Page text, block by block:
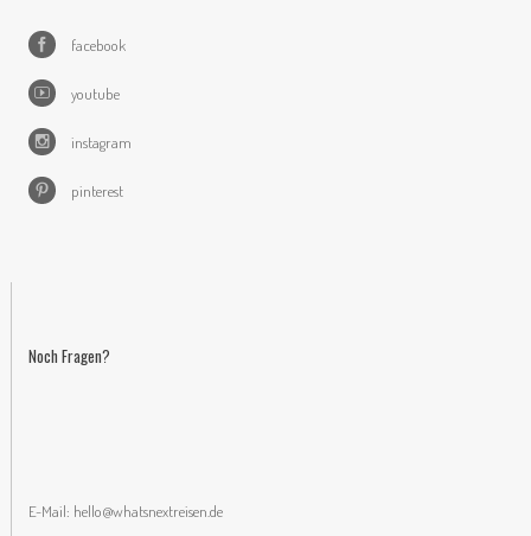
facebook
youtube
instagram
pinterest
Noch Fragen?
E-Mail: hello@whatsnextreisen.de